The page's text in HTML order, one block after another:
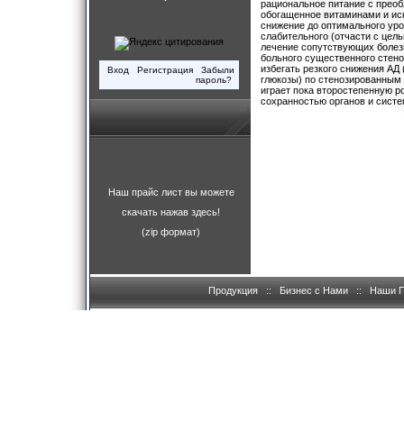
Вход Регистрация
Забыли
пароль?
Наш прайс лист вы можете
скачать нажав здесь!
(zip формат)
рациональное питание с
обогащенное витаминами и
снижение до оптимального
слабительного (отчасти с
лечение сопутствующих
больного существенного
избегать резкого снижения
глюкозы) по стенозированным
играет пока второстепенную
сохранностью органов и
Продукция :: Бизнес с Нами :: Наши